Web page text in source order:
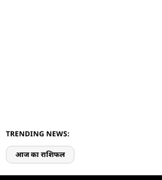
TRENDING NEWS:
आज का राशिफल